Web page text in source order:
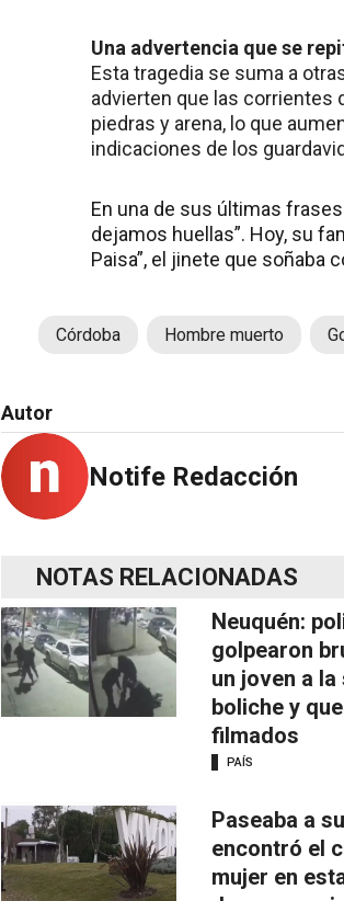
Una advertencia que se
Esta tragedia se suma a
advierten que las corrientes
piedras y arena, lo que
indicaciones de los
En una de sus últimas
dejamos huellas”. Hoy, su
Paisa”, el jinete que soñaba
Córdoba Hombre muerto
Autor
Notife Redacción
NOTAS RELACIONADAS
Neuquén:
golpearon
un joven a
boliche y
filmados
PAÍS
Paseaba a
encontró el
mujer en